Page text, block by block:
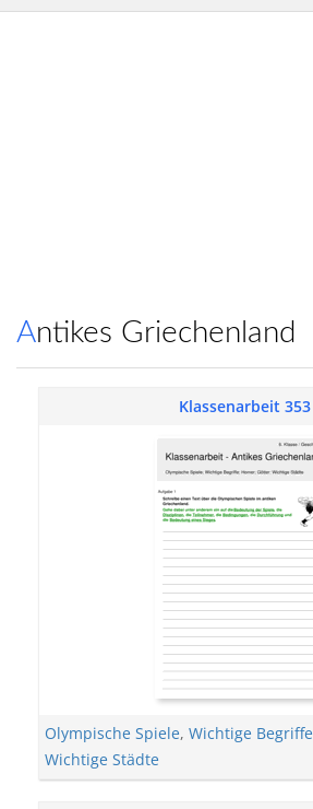
Antikes Griechenland
Klassenarbeit 353
Olympische Spiele, Wichtige Begriffe
Wichtige Städte